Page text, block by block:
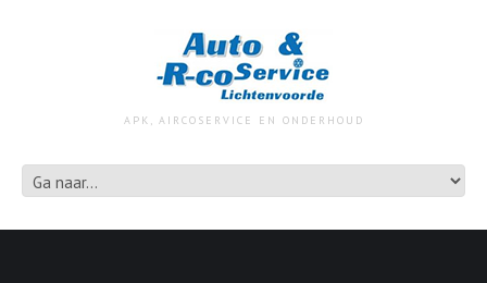
APK, AIRCOSERVICE EN ONDERHOUD